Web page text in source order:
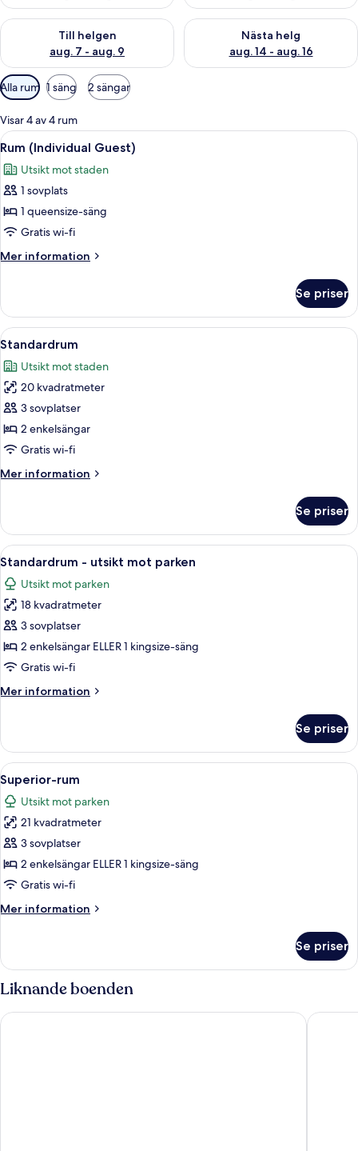
Till helgen
aug. 7 - aug. 9
Kontrollera tillgängligheten för den här helgen aug. 7 - aug. 9
Nästa helg
aug. 14 - aug. 16
Kontrollera tillgängligheten
Tillgängliga
filter
för
rum
Alla rum 1 säng 2 sängar
Visar 4 av 4 rum
Öppna
alla
foton
för
Rum
(Individual
Guest)
Ett hotellrum med en stor säng, ett
6
Rum (Individual Guest)
Utsikt mot staden
1 sovplats
1 queensize-säng
Gratis wi-fi
Mer information
Mer
(Individual
Guest)
Se priser
Öppna
alla
foton
för
Standardrum
Ett hotellrum med två sängar, en
9
Standardrum
Utsikt mot staden
20 kvadratmeter
3 sovplatser
2 enkelsängar
Gratis wi-fi
Mer information
Mer
Se priser
Öppna
alla
foton
för
Standardrum
-
utsikt
parken
Ett hotellrum med en stor säng, ett
8
Standardrum - utsikt mot parken
Utsikt mot parken
18 kvadratmeter
3 sovplatser
2 enkelsängar ELLER 1 kingsize-säng
Gratis wi-fi
Mer information
Mer
-
utsikt
mot
parken
Se priser
Öppna
alla
foton
för
Superior-
rum
Ett hotellrum med en säng, ett
13
Superior-rum
Utsikt mot parken
21 kvadratmeter
3 sovplatser
2 enkelsängar ELLER 1 kingsize-säng
Gratis wi-fi
Mer information
Mer
rum
Se priser
Liknande boenden
Wellton Riverside SPA Hotel